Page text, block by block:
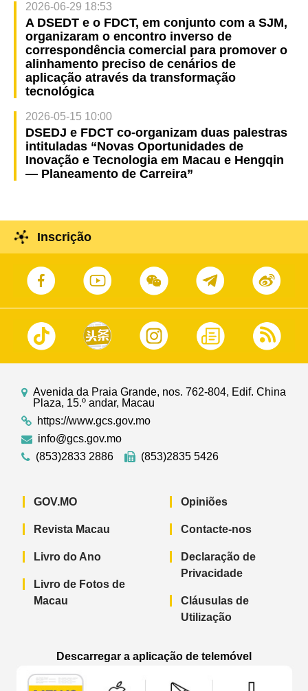
2026-06-29 18:53
A DSEDT e o FDCT, em conjunto com a SJM,
organizaram o encontro inverso de
correspondência comercial para promover o
alinhamento preciso de cenários de
aplicação através da transformação
tecnológica
2026-05-15 10:00
DSEDJ e FDCT co-organizam duas palestras
intituladas “Novas Oportunidades de
Inovação e Tecnologia em Macau e Hengqin
— Planeamento de Carreira”
Inscrição
Avenida da Praia Grande, nos. 762-804, Edif. China
Plaza, 15.º andar, Macau
https://www.gcs.gov.mo
info@gcs.gov.mo
(853)2833 2886
(853)2835 5426
GOV.MO
Revista Macau
Livro do Ano
Livro de Fotos de
Macau
Opiniões
Contacte-nos
Declaração de
Privacidade
Cláusulas de
Utilização
Descarregar a aplicação de telemóvel